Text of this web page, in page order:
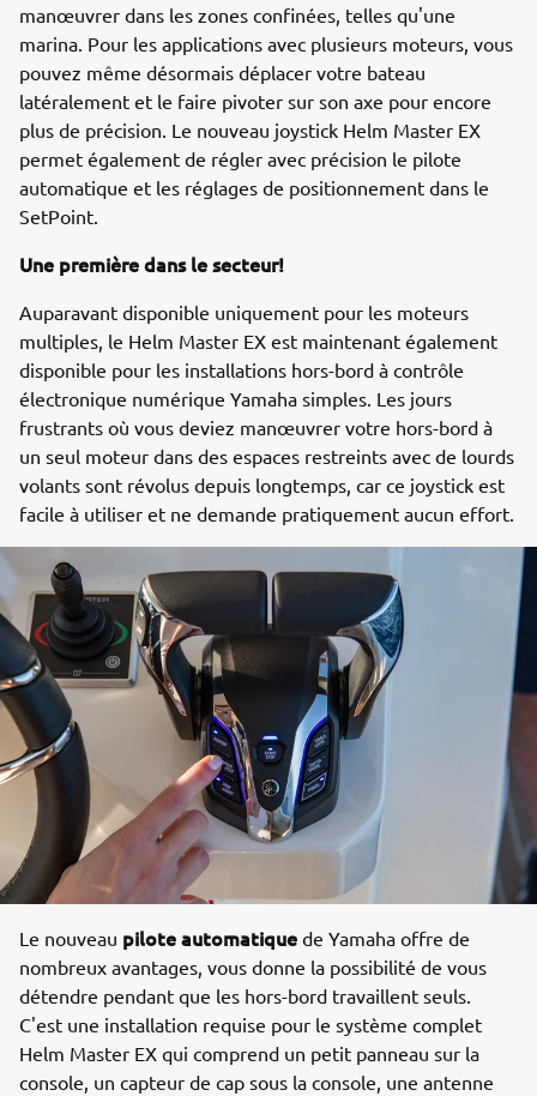
manœuvrer dans les zones confinées, telles qu'une
marina. Pour les applications avec plusieurs moteurs, vous
pouvez même désormais déplacer votre bateau
latéralement et le faire pivoter sur son axe pour encore
plus de précision. Le nouveau joystick Helm Master EX
permet également de régler avec précision le pilote
automatique et les réglages de positionnement dans le
SetPoint.
Une première dans le secteur!
Auparavant disponible uniquement pour les moteurs
multiples, le Helm Master EX est maintenant également
disponible pour les installations hors-bord à contrôle
électronique numérique Yamaha simples. Les jours
frustrants où vous deviez manœuvrer votre hors-bord à
un seul moteur dans des espaces restreints avec de lourds
volants sont révolus depuis longtemps, car ce joystick est
facile à utiliser et ne demande pratiquement aucun effort.
Le nouveau pilote automatique de Yamaha offre de
nombreux avantages, vous donne la possibilité de vous
détendre pendant que les hors-bord travaillent seuls.
C'est une installation requise pour le système complet
Helm Master EX qui comprend un petit panneau sur la
console, un capteur de cap sous la console, une antenne